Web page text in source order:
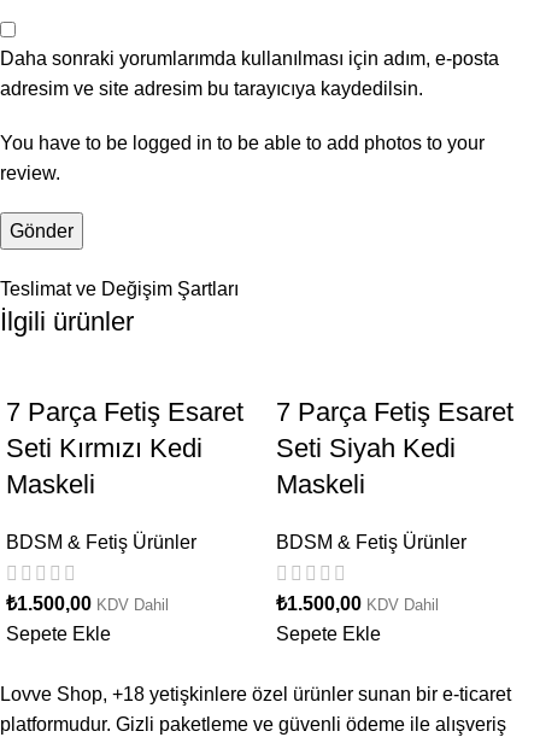
Daha sonraki yorumlarımda kullanılması için adım, e-posta
adresim ve site adresim bu tarayıcıya kaydedilsin.
You have to be logged in to be able to add photos to your
review.
Teslimat ve Değişim Şartları
İlgili ürünler
7 Parça Fetiş Esaret
Seti Kırmızı Kedi
Maskeli
BDSM & Fetiş Ürünler
₺1.500,00 KDV Dahil
Sepete Ekle
7 Parça Fetiş Esaret
Seti Siyah Kedi
Maskeli
BDSM & Fetiş Ürünler
₺1.500,00 KDV Dahil
Sepete Ekle
Lovve Shop, +18 yetişkinlere özel ürünler sunan bir e-ticaret
platformudur. Gizli paketleme ve güvenli ödeme ile alışveriş